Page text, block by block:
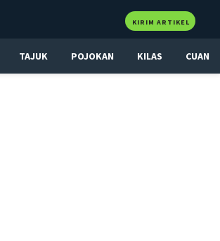
KIRIM ARTIKEL
TAJUK POJOKAN KILAS CUAN